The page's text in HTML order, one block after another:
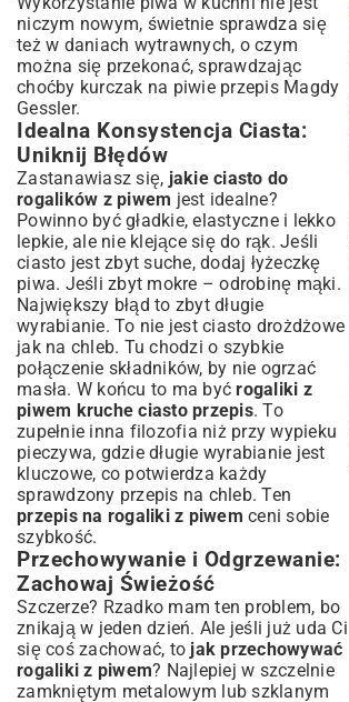
niczym nowym, świetnie sprawdza się
też w daniach wytrawnych, o czym
można się przekonać, sprawdzając
choćby kurczak na piwie przepis Magdy
Gessler.
Idealna Konsystencja Ciasta:
Uniknij Błędów
Zastanawiasz się, jakie ciasto do
rogalików z piwem jest idealne?
Powinno być gładkie, elastyczne i lekko
lepkie, ale nie klejące się do rąk. Jeśli
ciasto jest zbyt suche, dodaj łyżeczkę
piwa. Jeśli zbyt mokre – odrobinę mąki.
Największy błąd to zbyt długie
wyrabianie. To nie jest ciasto drożdżowe
jak na chleb. Tu chodzi o szybkie
połączenie składników, by nie ogrzać
masła. W końcu to ma byćrogaliki z
piwem kruche ciasto przepis. To
zupełnie inna filozofia niż przy wypieku
pieczywa, gdzie długie wyrabianie jest
kluczowe, co potwierdza każdy
sprawdzony przepis na chleb. Ten
przepis na rogaliki z piwem ceni sobie
szybkość.
Przechowywanie i Odgrzewanie:
Zachowaj Świeżość
Szczerze? Rzadko mam ten problem, bo
znikają w jeden dzień. Ale jeśli już uda Ci
się coś zachować, to jak przechowywać
rogaliki z piwem? Najlepiej w szczelnie
zamkniętym metalowym lub szklanym